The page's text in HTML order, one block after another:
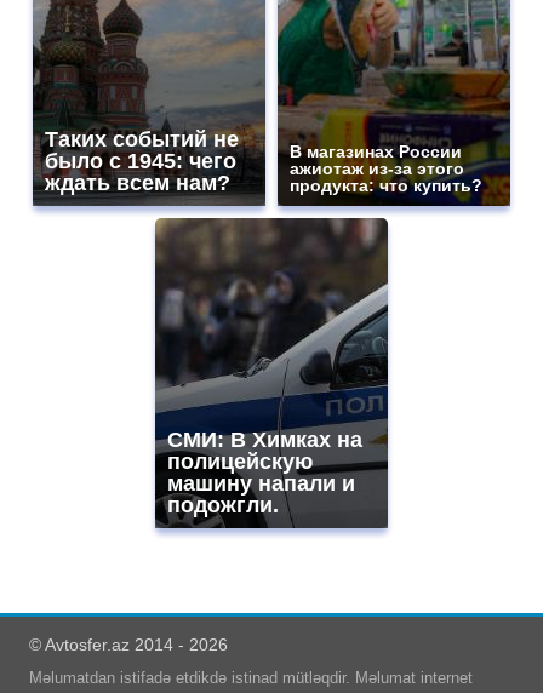
Таких событий не
было с 1945: чего
ждать всем нам?
В магазинах России
ажиотаж из-за этого
продукта: что купить?
СМИ: В Химках на
полицейскую
машину напали и
подожгли.
© Avtosfer.az 2014 - 2026
Məlumatdan istifadə etdikdə istinad mütləqdir. Məlumat internet